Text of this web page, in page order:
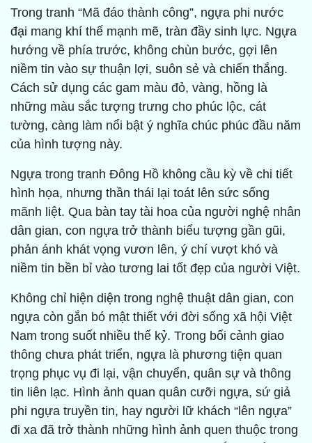
Trong tranh “Mã đáo thành công”, ngựa phi nước
đại mang khí thế mạnh mẽ, tràn đầy sinh lực. Ngựa
hướng về phía trước, không chùn bước, gợi lên
niềm tin vào sự thuận lợi, suôn sẻ và chiến thắng.
Cách sử dụng các gam màu đỏ, vàng, hồng là
những màu sắc tượng trưng cho phúc lộc, cát
tường, càng làm nổi bật ý nghĩa chúc phúc đầu năm
của hình tượng này.
Ngựa trong tranh Đông Hồ không cầu kỳ về chi tiết
hình họa, nhưng thần thái lại toát lên sức sống
mãnh liệt. Qua bàn tay tài hoa của người nghệ nhân
dân gian, con ngựa trở thành biểu tượng gần gũi,
phản ánh khát vọng vươn lên, ý chí vượt khó và
niềm tin bền bỉ vào tương lai tốt đẹp của người Việt.
Không chỉ hiện diện trong nghệ thuật dân gian, con
ngựa còn gắn bó mật thiết với đời sống xã hội Việt
Nam trong suốt nhiều thế kỷ. Trong bối cảnh giao
thông chưa phát triển, ngựa là phương tiện quan
trọng phục vụ đi lại, vận chuyển, quân sự và thông
tin liên lạc. Hình ảnh quan quân cưỡi ngựa, sứ giả
phi ngựa truyền tin, hay người lữ khách “lên ngựa”
đi xa đã trở thành những hình ảnh quen thuộc trong